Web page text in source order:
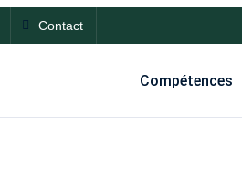
Contact
Compétences